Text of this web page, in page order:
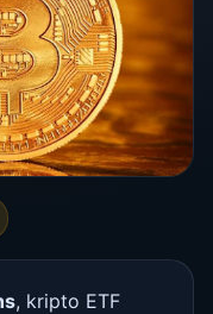
, kripto ETF